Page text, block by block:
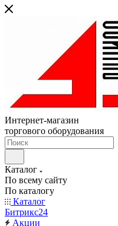
Интернет-магазин
торгового оборудования
Каталог
По всему сайту
По каталогу
Каталог
Битрикс24
Акции